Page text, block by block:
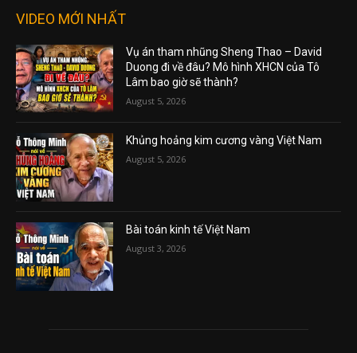
VIDEO MỚI NHẤT
Vụ án tham nhũng Sheng Thao – David
Duong đi về đâu? Mô hình XHCN của Tô
Lâm bao giờ sẽ thành?
August 5, 2026
Khủng hoảng kim cương vàng Việt Nam
August 5, 2026
Bài toán kinh tế Việt Nam
August 3, 2026